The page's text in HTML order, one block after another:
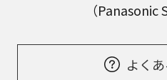
（Panasonic
よく